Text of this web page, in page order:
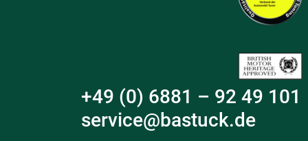
+49 (0) 6881 – 92 49 101
service@bastuck.de